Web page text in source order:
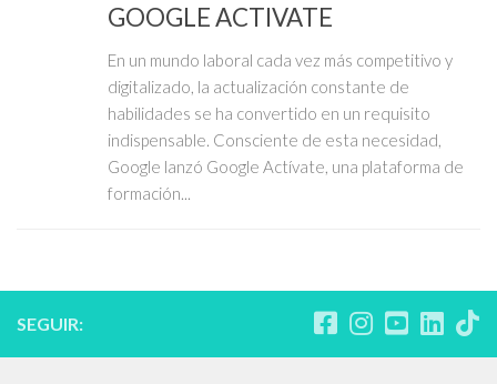
GOOGLE ACTIVATE
En un mundo laboral cada vez más competitivo y
digitalizado, la actualización constante de
habilidades se ha convertido en un requisito
indispensable. Consciente de esta necesidad,
Google lanzó Google Actívate, una plataforma de
formación...
SEGUIR: